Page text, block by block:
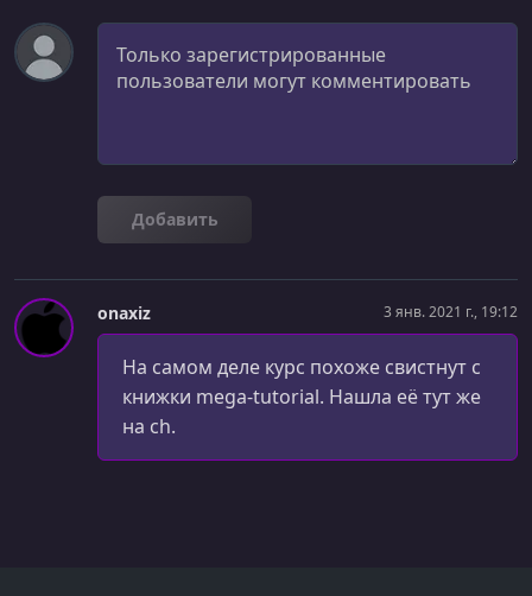
Комментарий
Добавить
onaxiz 3 янв. 2021 г., 19:12
На самом деле курс похоже свистнут с
книжки mega-tutorial. Нашла её тут же
на ch.